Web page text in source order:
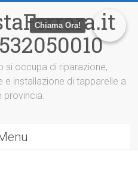
si occupa di riparazione,
installazione di tapparelle a
provincia.
Chiama Ora!